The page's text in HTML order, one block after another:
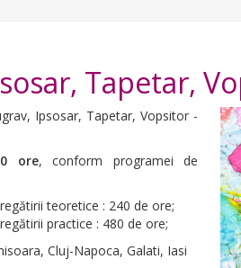
Tapetar,
Ipsosar, Tapetar, Vopsitor -
ore, conform programei de
teoretice : 240 de ore;
practice : 480 de ore;
Cluj-Napoca, Galati, Iasi